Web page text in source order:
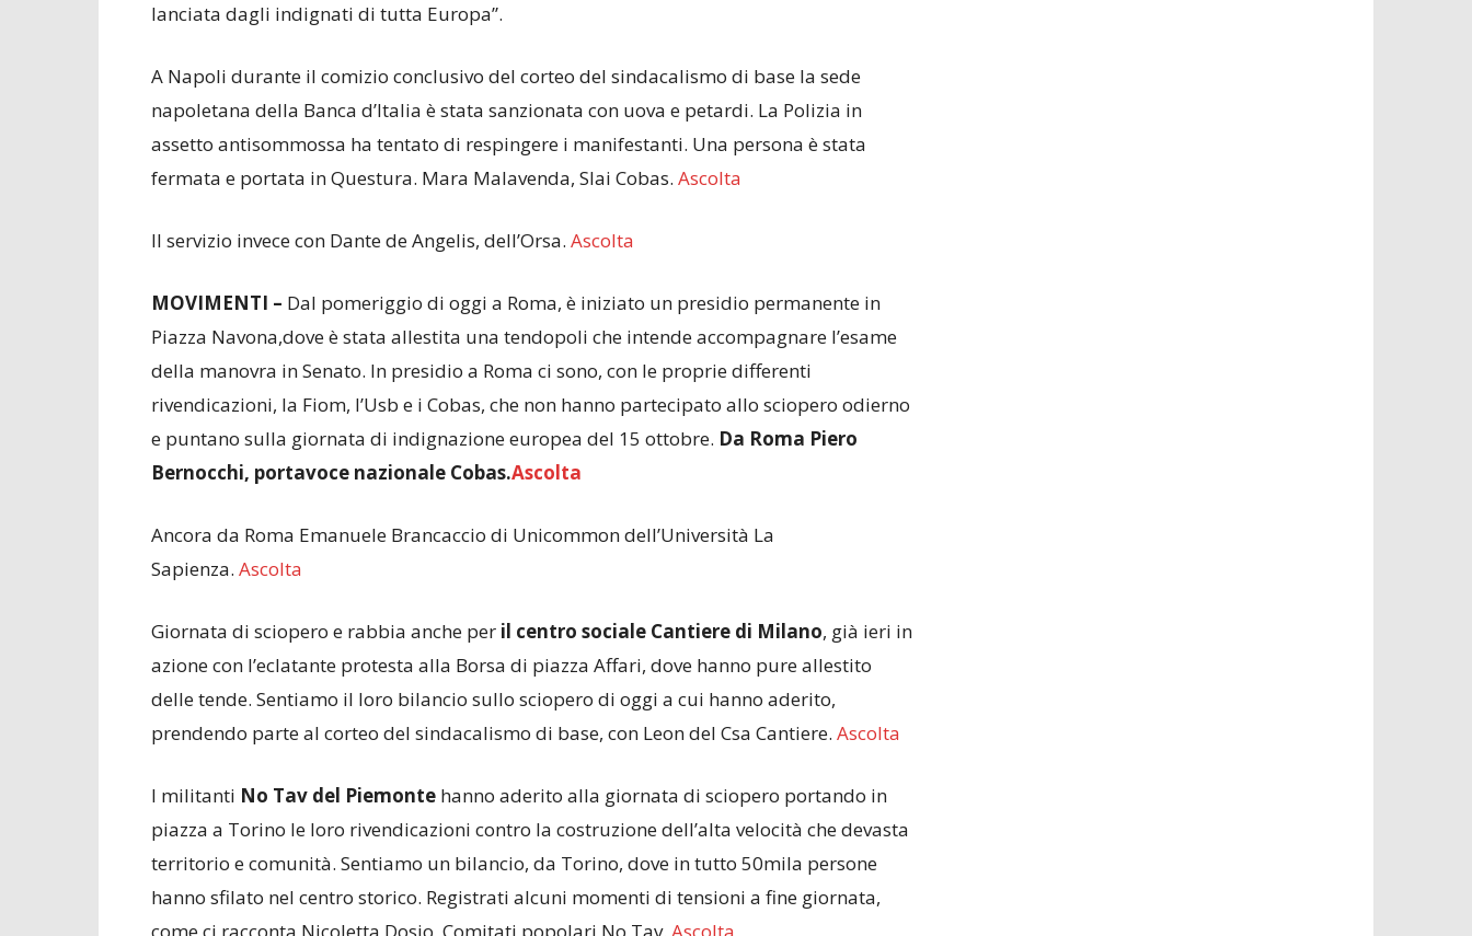
lanciata dagli indignati di tutta Europa”.
A Napoli durante il comizio conclusivo del corteo del sindacalismo di base la sede
napoletana della Banca d’Italia è stata sanzionata con uova e petardi. La Polizia in
assetto antisommossa ha tentato di respingere i manifestanti. Una persona è stata
fermata e portata in Questura. Mara Malavenda, Slai Cobas. Ascolta
Il servizio invece con Dante de Angelis, dell’Orsa. Ascolta
MOVIMENTI – Dal pomeriggio di oggi a Roma, è iniziato un presidio permanente in
Piazza Navona,dove è stata allestita una tendopoli che intende accompagnare l’esame
della manovra in Senato. In presidio a Roma ci sono, con le proprie differenti
rivendicazioni, la Fiom, l’Usb e i Cobas, che non hanno partecipato allo sciopero odierno
e puntano sulla giornata di indignazione europea del 15 ottobre. Da Roma Piero
Bernocchi, portavoce nazionale Cobas.Ascolta
Ancora da Roma Emanuele Brancaccio di Unicommon dell’Università La
Sapienza. Ascolta
Giornata di sciopero e rabbia anche per il centro sociale Cantiere di Milano, già ieri in
azione con l’eclatante protesta alla Borsa di piazza Affari, dove hanno pure allestito
delle tende. Sentiamo il loro bilancio sullo sciopero di oggi a cui hanno aderito,
prendendo parte al corteo del sindacalismo di base, con Leon del Csa Cantiere. Ascolta
I militanti No Tav del Piemonte hanno aderito alla giornata di sciopero portando in
piazza a Torino le loro rivendicazioni contro la costruzione dell’alta velocità che devasta
territorio e comunità. Sentiamo un bilancio, da Torino, dove in tutto 50mila persone
hanno sfilato nel centro storico. Registrati alcuni momenti di tensioni a fine giornata,